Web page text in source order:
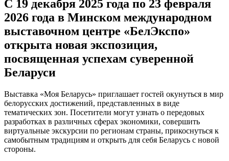
С 19 декабря 2025 года по 23 февраля
2026 года в Минском международном
выставочном центре «БелЭкспо»
открыта новая экспозиция,
посвященная успехам суверенной
Беларуси
Выставка «Моя Беларусь» приглашает гостей окунуться в мир
белорусских достижений, представленных в виде
тематических зон. Посетители могут узнать о передовых
разработках в различных сферах экономики, совершить
виртуальные экскурсии по регионам страны, прикоснуться к
самобытным традициям и открыть для себя Беларусь с новой
стороны.